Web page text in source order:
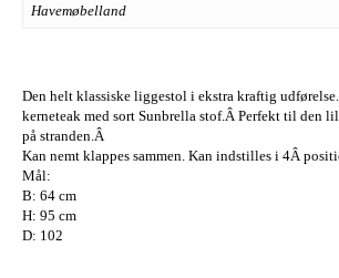
Havemøbelland
Den helt klassiske liggestol i ekstra kraftig
kerneteak med sort Sunbrella stof.Â Perfekt til den
på stranden.Â
Kan nemt klappes sammen. Kan indstilles i 4Â
Mål:
B: 64 cm
H: 95 cm
D: 102